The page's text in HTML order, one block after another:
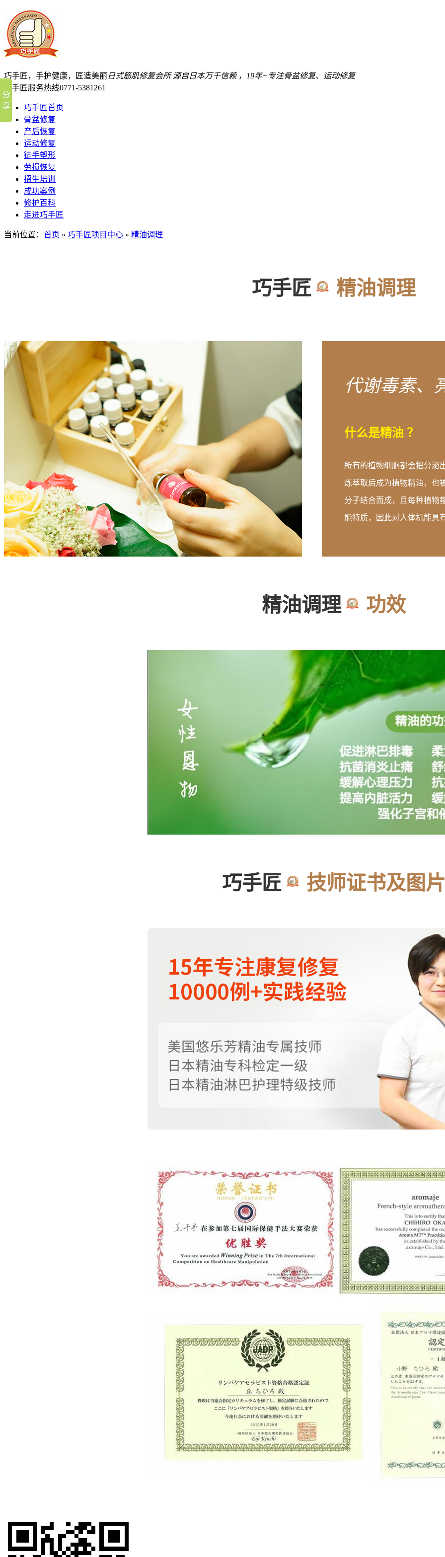
巧手匠，手护健康，匠造美丽 日式筋肌修复会所源自日本万千信赖 ， 19年+专注骨盆修复、运动修复
巧手匠服务热线0771-5381261
巧手匠首页
骨盆修复
产后恢复
运动修复
徒手塑形
劳损恢复
招生培训
成功案例
修护百科
走进巧手匠
当前位置： 首页 » 巧手匠项目中心 » 精油调理
巧手匠 精油调理
代谢毒素、
什么是精油 ？
所有的植物细胞都会把分泌
炼萃取后成为植物精油，也
分子结合而成，且每种植物
能特质，因此对人体机能具
精油调理 功效
巧手匠 技师证书及图片